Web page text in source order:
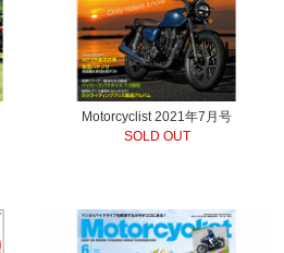
Motorcyclist 2021年7月号
SOLD OUT